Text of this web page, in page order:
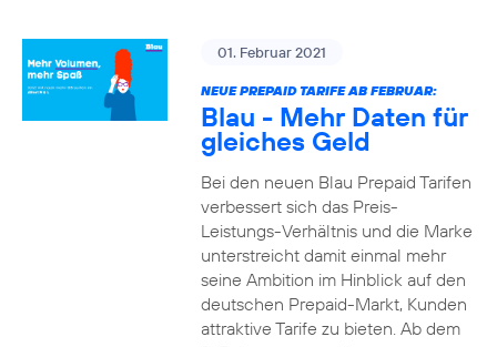
01. Februar 2021
NEUE PREPAID TARIFE AB FEBRUAR:
Blau - Mehr Daten für
gleiches Geld
Bei den neuen Blau Prepaid Tarifen
verbessert sich das Preis-
Leistungs-Verhältnis und die Marke
unterstreicht damit einmal mehr
seine Ambition im Hinblick auf den
deutschen Prepaid-Markt, Kunden
attraktive Tarife zu bieten. Ab dem